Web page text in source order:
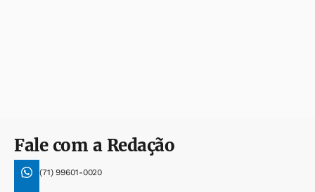
Fale com a Redação
(71) 99601-0020